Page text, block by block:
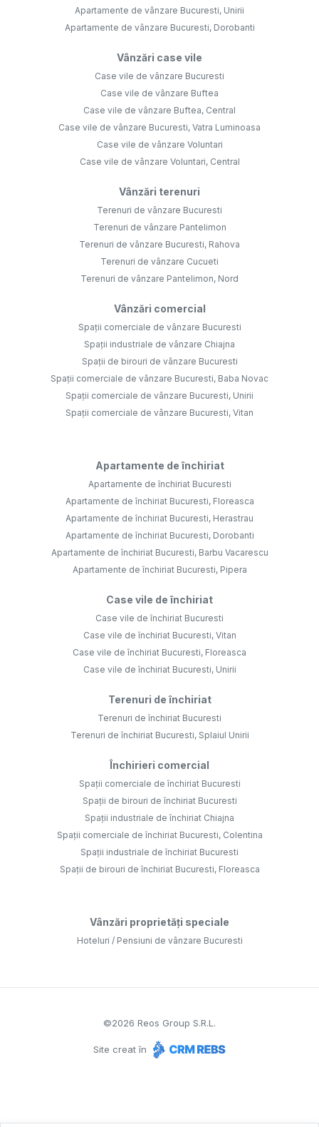
Apartamente de vânzare Bucuresti, Unirii
Apartamente de vânzare Bucuresti, Dorobanti
Vânzări case vile
Case vile de vânzare Bucuresti
Case vile de vânzare Buftea
Case vile de vânzare Buftea, Central
Case vile de vânzare Bucuresti, Vatra Luminoasa
Case vile de vânzare Voluntari
Case vile de vânzare Voluntari, Central
Vânzări terenuri
Terenuri de vânzare Bucuresti
Terenuri de vânzare Pantelimon
Terenuri de vânzare Bucuresti, Rahova
Terenuri de vânzare Cucueti
Terenuri de vânzare Pantelimon, Nord
Vânzări comercial
Spații comerciale de vânzare Bucuresti
Spații industriale de vânzare Chiajna
Spații de birouri de vânzare Bucuresti
Spații comerciale de vânzare Bucuresti, Baba Novac
Spații comerciale de vânzare Bucuresti, Unirii
Spații comerciale de vânzare Bucuresti, Vitan
Apartamente de închiriat
Apartamente de închiriat Bucuresti
Apartamente de închiriat Bucuresti, Floreasca
Apartamente de închiriat Bucuresti, Herastrau
Apartamente de închiriat Bucuresti, Dorobanti
Apartamente de închiriat Bucuresti, Barbu Vacarescu
Apartamente de închiriat Bucuresti, Pipera
Case vile de închiriat
Case vile de închiriat Bucuresti
Case vile de închiriat Bucuresti, Vitan
Case vile de închiriat Bucuresti, Floreasca
Case vile de închiriat Bucuresti, Unirii
Terenuri de închiriat
Terenuri de închiriat Bucuresti
Terenuri de închiriat Bucuresti, Splaiul Unirii
Închirieri comercial
Spații comerciale de închiriat Bucuresti
Spații de birouri de închiriat Bucuresti
Spații industriale de închiriat Chiajna
Spații comerciale de închiriat Bucuresti, Colentina
Spații industriale de închiriat Bucuresti
Spații de birouri de închiriat Bucuresti, Floreasca
Vânzări proprietăți speciale
Hoteluri / Pensiuni de vânzare Bucuresti
©2026 Reos Group S.R.L.
Site creat în